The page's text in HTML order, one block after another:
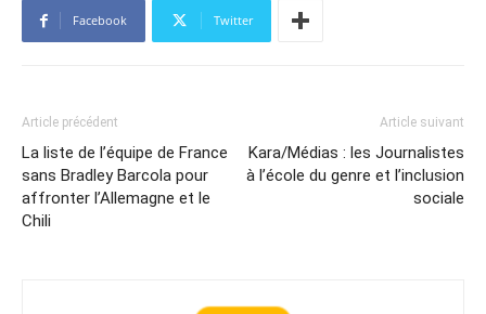
Facebook Twitter
Article précédent
La liste de l’équipe de France
sans Bradley Barcola pour
affronter l’Allemagne et le
Chili
Article suivant
Kara/Médias : les Journalistes
à l’école du genre et l’inclusion
sociale